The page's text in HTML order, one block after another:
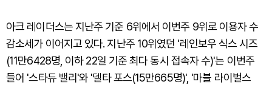
아크 레이더스는 지난주 기준 6위에서 이번주 9위로 이용자 수
감소세가 이어지고 있다. 지난주 10위였던 '레인보우 식스 시즈
(11만6428명, 이하 22일 기준 최다 동시 접속자 수)'는 이번주
들어 '스타듀 밸리'와 '델타 포스(15만665명)', '마블 라이벌스